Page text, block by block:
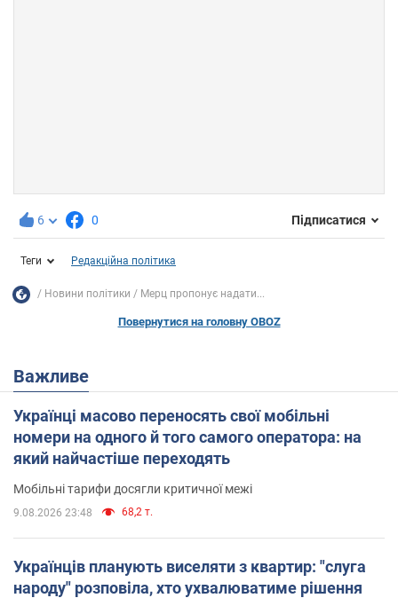
6 0 Підписатися
Теги Редакційна політика
Новини політики Мерц пропонує надати...
Повернутися на головну OBOZ
Важливе
Українці масово переносять свої мобільні
номери на одного й того самого оператора: на
який найчастіше переходять
Мобільні тарифи досягли критичної межі
9.08.2026 23:48 68,2 т.
Українців планують виселяти з квартир: "слуга
народу" розповіла, хто ухвалюватиме рішення